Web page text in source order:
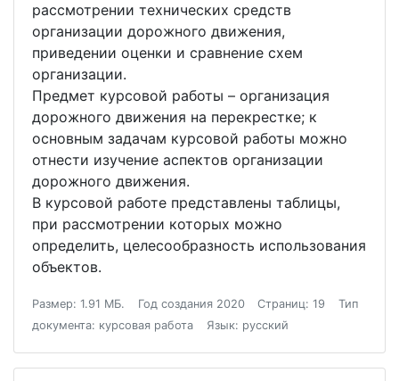
рассмотрении технических средств
организации дорожного движения,
приведении оценки и сравнение схем
организации.
Предмет курсовой работы – организация
дорожного движения на перекрестке; к
основным задачам курсовой работы можно
отнести изучение аспектов организации
дорожного движения.
В курсовой работе представлены таблицы,
при рассмотрении которых можно
определить, целесообразность использования
объектов.
Размер: 1.91 МБ. Год создания 2020 Страниц: 19
Тип
документа: курсовая работа
Язык: русский